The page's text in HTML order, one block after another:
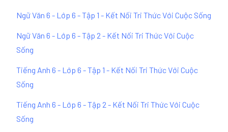
Ngữ Văn 6 - Lớp 6 - Tập 1 - Kết Nối Tri Thức Với Cuộc Sống
Ngữ Văn 6 - Lớp 6 - Tập 2 - Kết Nối Tri Thức Với Cuộc
Sống
Tiếng Anh 6 - Lớp 6 - Tập 1 - Kết Nối Tri Thức Với Cuộc
Sống
Tiếng Anh 6 - Lớp 6 - Tập 2 - Kết Nối Tri Thức Với Cuộc
Sống